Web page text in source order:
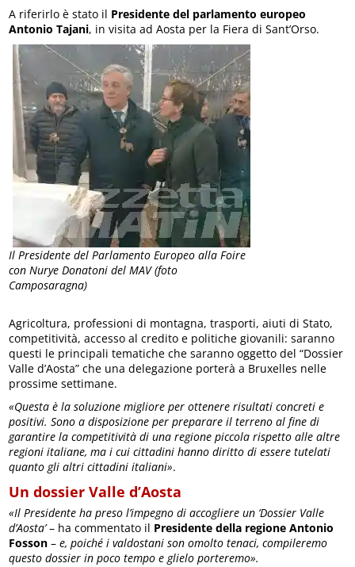
A riferirlo è stato il Presidente del parlamento europeo
Antonio Tajani, in visita ad Aosta per la Fiera di Sant’Orso.
Il Presidente del Parlamento Europeo alla Foire
con Nurye Donatoni del MAV (foto
Camposaragna)
Agricoltura, professioni di montagna, trasporti, aiuti di Stato,
competitività, accesso al credito e politiche giovanili: saranno
questi le principali tematiche che saranno oggetto del “Dossier
Valle d’Aosta” che una delegazione porterà a Bruxelles nelle
prossime settimane.
«Questa è la soluzione migliore per ottenere risultati concreti e
positivi. Sono a disposizione per preparare il terreno al fine di
garantire la competitività di una regione piccola rispetto alle altre
regioni italiane, ma i cui cittadini hanno diritto di essere tutelati
quanto gli altri cittadini italiani».
Un dossier Valle d’Aosta
«Il Presidente ha preso l’impegno di accogliere un ‘Dossier Valle
d’Aosta’– ha commentato il Presidente della regione Antonio
Fosson –e, poiché i valdostani son omolto tenaci, compileremo
questo dossier in poco tempo e glielo porteremo».